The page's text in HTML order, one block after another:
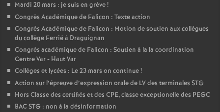
Mardi 20 mars : je suis en grève!
Congrès Académique de Falicon : Texte action
Congrès Académique de Falicon : Motion de soutien aux collègues
du collège Ferrié à Draguignan
Congrès académique de Falicon : Soutien à la la coordination
Centre Var - Haut Var
Collèges et lycées : Le 23 mars on continue!
Action sur l’épreuve d’expression orale de LV des terminales STG
Hors Classe des certifiés et des CPE, classe exceptionelle des PEGC
BAC STG : non à la désinformation